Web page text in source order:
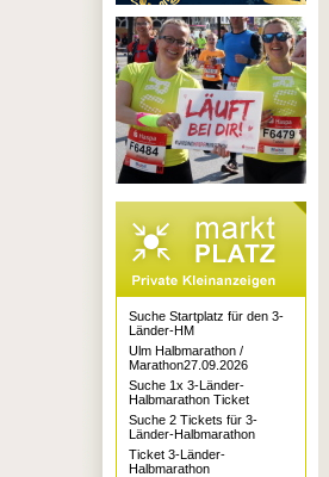
Suche Startplatz für den 3-
Länder-HM
Ulm Halbmarathon /
Marathon27.09.2026
Suche 1x 3-Länder-
Halbmarathon Ticket
Suche 2 Tickets für 3-
Länder-Halbmarathon
Ticket 3-Länder-
Halbmarathon